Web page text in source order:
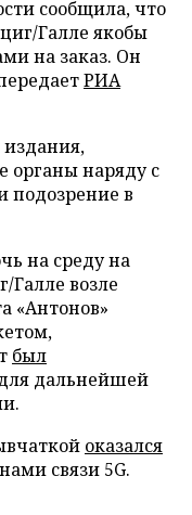
сообщила, что
Галле якобы
на заказ. Он
РИА
органы наряду с
подозрение в
на среду на
Галле возле
«Антонов»
был
дальнейшей
оказался
связи 5G.